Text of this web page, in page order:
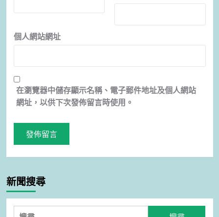
個人網站網址
在瀏覽器中儲存顯示名稱、電子郵件地址及個人網站
網址，以供下次發佈留言時使用。
新聞搜尋
搜